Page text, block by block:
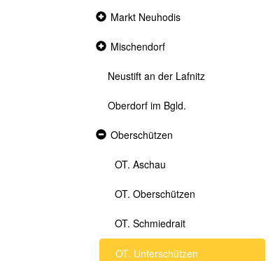
Collapsed
Markt Neuhodis
Collapsed
Mischendorf
Neustift an der Lafnitz
Oberdorf im Bgld.
Expanded
Oberschützen
OT. Aschau
OT. Oberschützen
OT. Schmiedrait
OT. Unterschützen